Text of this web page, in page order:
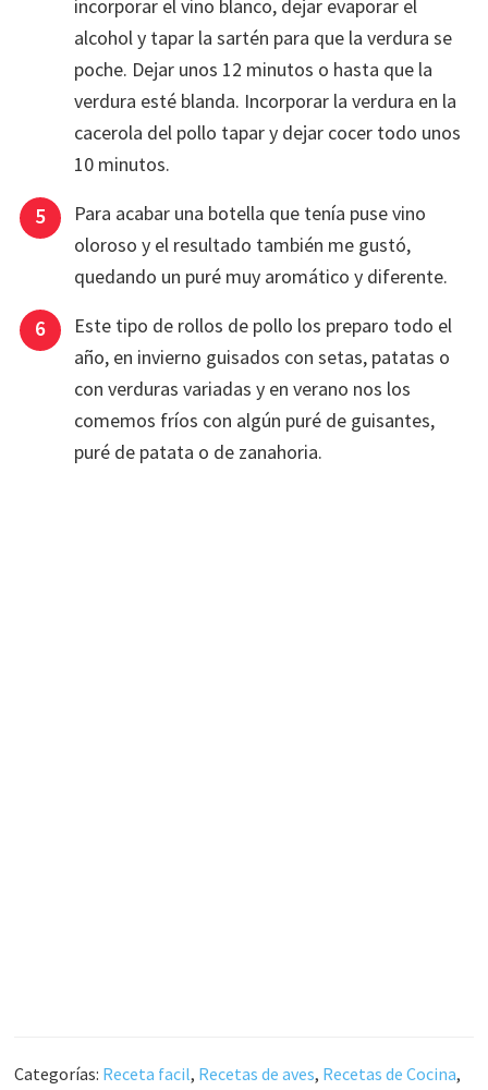
incorporar el vino blanco, dejar evaporar el
alcohol y tapar la sartén para que la verdura se
poche. Dejar unos 12 minutos o hasta que la
verdura esté blanda. Incorporar la verdura en la
cacerola del pollo tapar y dejar cocer todo unos
10 minutos.
Para acabar una botella que tenía puse vino
oloroso y el resultado también me gustó,
quedando un puré muy aromático y diferente.
Este tipo de rollos de pollo los preparo todo el
año, en invierno guisados con setas, patatas o
con verduras variadas y en verano nos los
comemos fríos con algún puré de guisantes,
puré de patata o de zanahoria.
Categorías: Receta facil, Recetas de aves, Recetas de Cocina,